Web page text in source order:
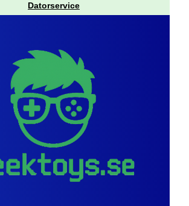
Datorservice